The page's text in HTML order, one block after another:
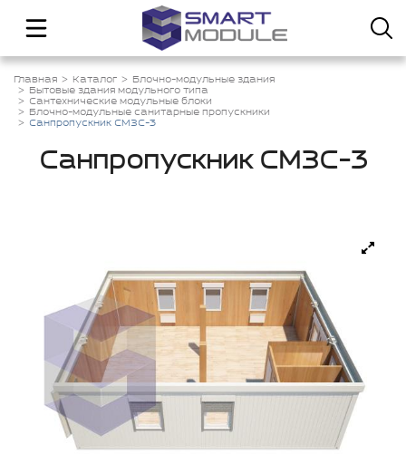
Главная Каталог
Блочно-модульные здания
Бытовые здания модульного типа
Сантехнические модульные блоки
Блочно-модульные санитарные пропускники
Санпропускник СМЗС-3
Санпропускник СМЗС-3